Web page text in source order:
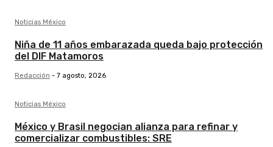
Noticias México
Niña de 11 años embarazada queda bajo protección
del DIF Matamoros
Redacción - 7 agosto, 2026
Noticias México
México y Brasil negocian alianza para refinar y
comercializar combustibles: SRE